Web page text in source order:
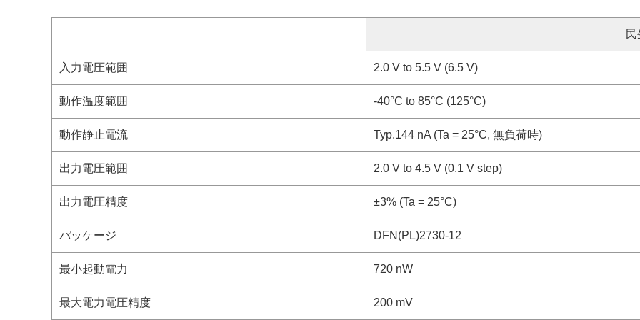
民
入力電圧範囲 2.0 V to 5.5 V (6.5 V)
動作温度範囲 -40°C to 85°C (125°C)
動作静止電流 Typ.144 nA (Ta = 25°C, 無負荷時)
出力電圧範囲 2.0 V to 4.5 V (0.1 V step)
出力電圧精度 ±3% (Ta = 25°C)
パッケージ DFN(PL)2730-12
最小起動電力 720 nW
最大電力電圧精度 200 mV